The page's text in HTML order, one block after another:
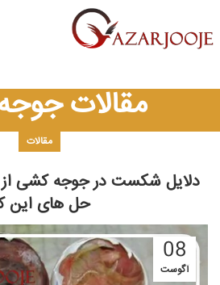
مقالات
مقالات
دلایل شکست در جوجه کشی از
حل های این
08
آگوست